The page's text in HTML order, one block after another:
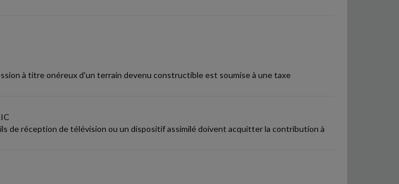
à titre onéreux d'un terrain devenu constructible est soumise à une taxe
de réception de télévision ou un dispositif assimilé doivent acquitter la contribution à